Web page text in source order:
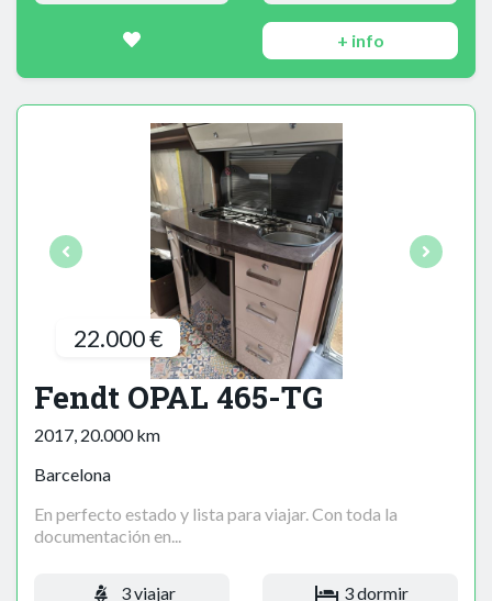
+ info
22.000 €
Fendt OPAL 465-TG
2017, 20.000 km
Barcelona
En perfecto estado y lista para viajar. Con toda la
documentación en...
3 viajar 3 dormir